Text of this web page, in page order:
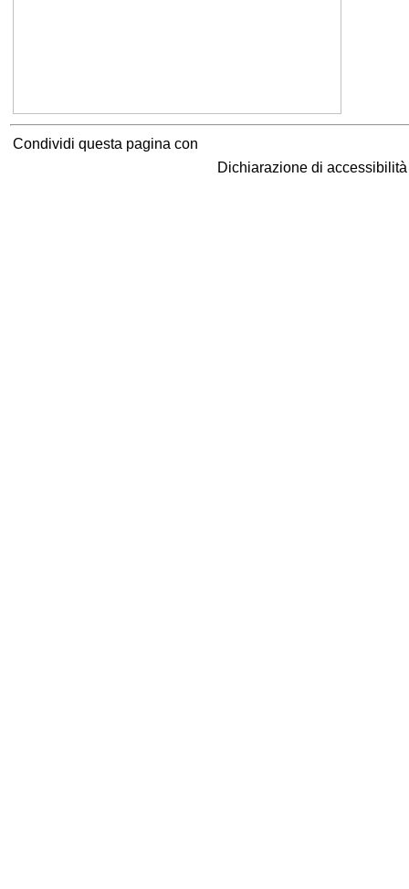
Condividi questa pagina con
Dichiarazione di